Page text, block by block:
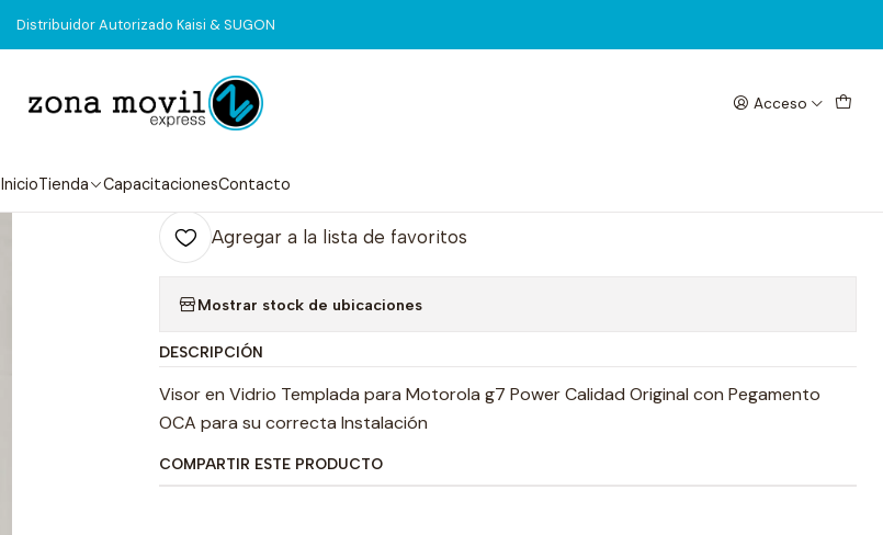
Acceso
InicioTienda CapacitacionesContacto
Distribuidor Autorizado Kaisi & SUGON
Tienda Visor & Touch Motorola g7 Power visor
|
Motorola g7 Power visor
Cantidad
Agregar a la lista de favoritos
Mostrar stock de ubicaciones
DESCRIPCIÓN
Visor en Vidrio Templada para Motorola g7 Power Calidad Original con Pegamento
OCA para su correcta Instalación
COMPARTIR ESTE PRODUCTO